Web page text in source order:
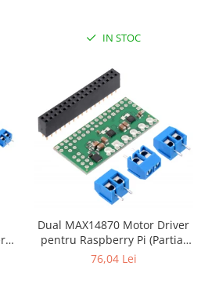
mm
IN STOC
Dual MAX14870 Motor Driver
pentru Raspberry Pi (Partial
Kit)
76,04 Lei